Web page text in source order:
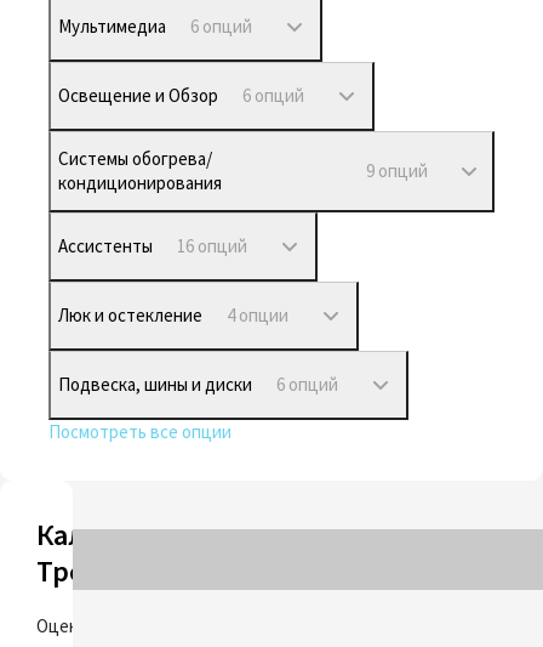
Мультимедиа 6 опций
Освещение и Обзор 6 опций
Системы обогрева/
кондиционирования
9 опций
Ассистенты 16 опций
Люк и остекление 4 опции
Подвеска, шины и диски 6 опций
Посмотреть все опции
Калькулятор
Трейд-ин
Оцените свой